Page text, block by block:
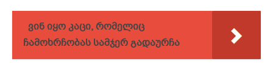
ვინ იყო კაცი, რომელიც
ჩამოხრჩობას სამჯერ გადაურჩა